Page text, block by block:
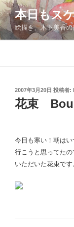
コ
ン
テ
ン
本日もス
絵描き、木下美香
投
稿
日:
2007年3月20日 投稿者:
花束
今日も寒い！朝は
行こうと思ってたの
いただいた花束で